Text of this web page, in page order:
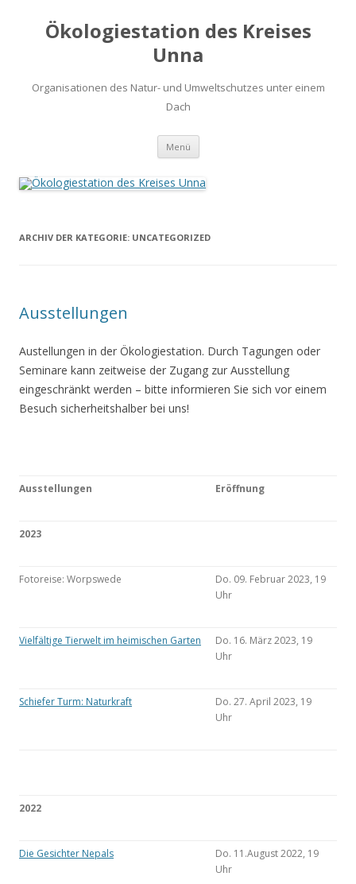
Ökologiestation des Kreises
Unna
Organisationen des Natur- und Umweltschutzes unter einem
Dach
Menü Zum
springen
ARCHIV DER KATEGORIE: UNCATEGORIZED
Ausstellungen
Austellungen in der Ökologiestation. Durch Tagungen oder
Seminare kann zeitweise der Zugang zur Ausstellung
eingeschränkt werden – bitte informieren Sie sich vor einem
Besuch sicherheitshalber bei uns!
Ausstellungen Eröffnung
2023
Fotoreise: Worpswede
Do. 09. Februar 2023, 19
Uhr
Vielfältige Tierwelt im heimischen Garten
Do. 16. März 2023, 19
Uhr
Schiefer Turm: Naturkraft
Do. 27. April 2023, 19
Uhr
2022
Die Gesichter Nepals
Do. 11.August 2022, 19
Uhr